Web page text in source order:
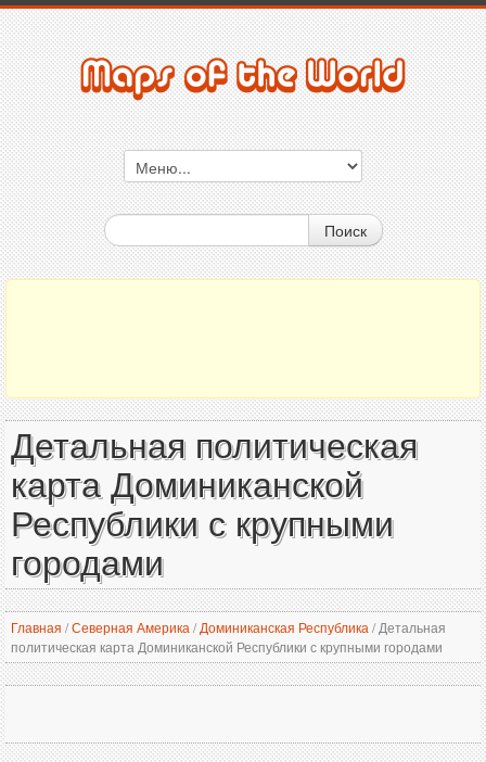
Поиск
Детальная политическая
карта Доминиканской
Республики с крупными
городами
Главная /Северная Америка / Доминиканская Республика /Детальная
политическая карта Доминиканской Республики с крупными городами